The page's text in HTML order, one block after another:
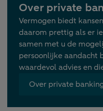
Over private
Vermogen biedt
daarom prettig als er
samen met u de
persoonlijke aandacht
waardevol advies en
Over private